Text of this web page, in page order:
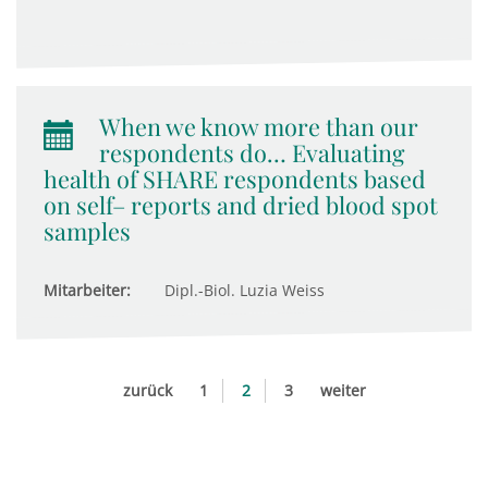
When we know more than our
respondents do… Evaluating
health of SHARE respondents based
on self– reports and dried blood spot
samples
Mitarbeiter: Dipl.-Biol. Luzia Weiss
zurück 1 2 3 weiter